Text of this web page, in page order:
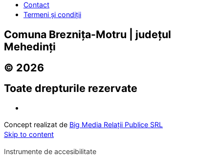
Contact
Termeni și condiții
Comuna Breznița-Motru | județul
Mehedinți
© 2026
Toate drepturile rezervate
Concept realizat de Big Media Relații Publice SRL
Skip to content
Instrumente de accesibilitate